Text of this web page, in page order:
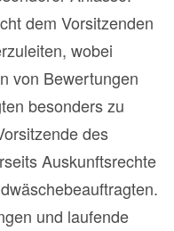
dem Vorsitzenden
wobei
von Bewertungen
besonders zu
des
Auskunftsrechte
und laufende